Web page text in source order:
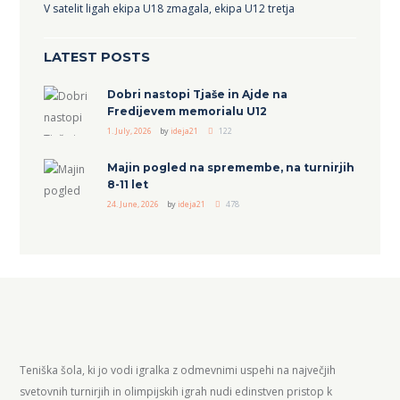
V satelit ligah ekipa U18 zmagala, ekipa U12 tretja
LATEST POSTS
Dobri nastopi Tjaše in Ajde na
Fredijevem memorialu U12
1. July, 2026 by ideja21 122
Majin pogled na spremembe, na turnirjih
8-11 let
24. June, 2026 by ideja21 478
Teniška šola, ki jo vodi igralka z odmevnimi uspehi na največjih
svetovnih turnirjih in olimpijskih igrah nudi edinstven pristop k